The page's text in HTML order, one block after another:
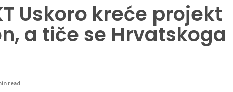
Uskoro kreće projekt
a tiče se Hrvatskoga
read